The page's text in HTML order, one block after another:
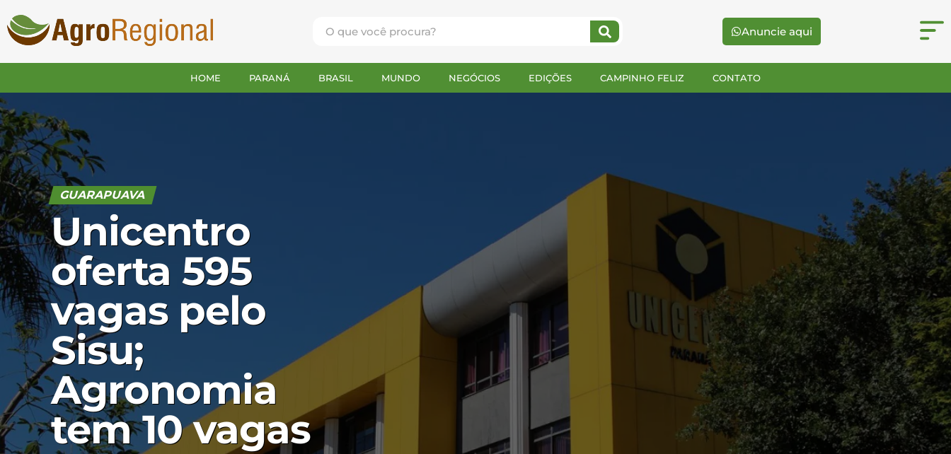
Anuncie aqui
HOME PARANÁ BRASIL MUNDO NEGÓCIOS EDIÇÕES CAMPINHO FELIZ CONTATO
GUARAPUAVA
Unicentro
oferta 595
vagas pelo
Sisu;
Agronomia
tem 10 vagas